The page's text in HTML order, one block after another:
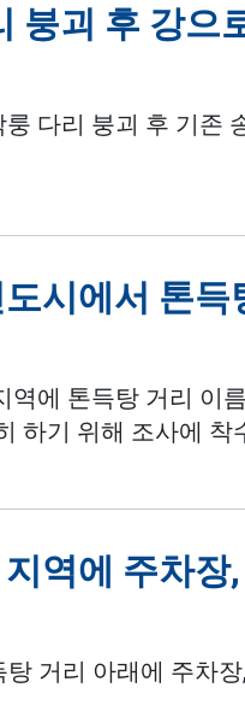
붕괴 후 강으
룽 다리 붕괴 후 기존
시에서 톤
역에 톤득탕 거리 이
하기 위해 조사에 착
역에 주차장
거리 아래에 주차